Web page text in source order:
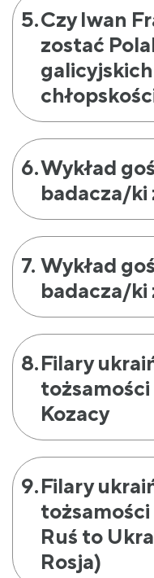
Czy Iwan
zostać
Wykład
badacza/ki
Wykład
badacza/ki
Filary
Kozacy
Filary
Ruś to
Rosja)